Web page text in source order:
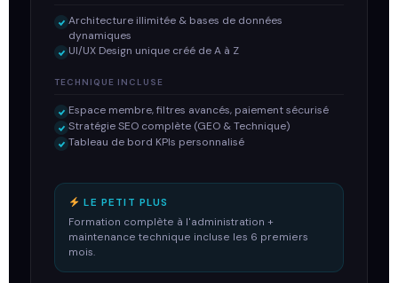
Architecture illimitée & bases de données
dynamiques
UI/UX Design unique créé de A à Z
TECHNIQUE INCLUSE
Espace membre, filtres avancés, paiement sécurisé
Stratégie SEO complète (GEO & Technique)
Tableau de bord KPIs personnalisé
LE PETIT PLUS
Formation complète à l'administration +
maintenance technique incluse les 6 premiers
mois.